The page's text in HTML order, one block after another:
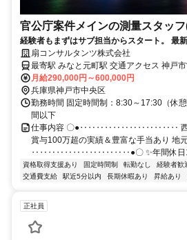
官公庁案件メインの測量スタッ
経験者もまずはサブ担当からスタート。 最
活躍！扇コンサルタンツ株式会社
最寄駅 みなと元町駅 交通アクセス 神戸市営地下鉄海岸線「みなと元
月給290,000円～600,000円
兵庫県神戸市中央区
勤務時間 固定時間制：8:30～17:30（休
間以下
仕事内容 〇●‥‥‥‥‥‥‥‥‥‥‥‥ 西松
賞与100万超の実績＆豊富な手当あり 地
‥‥‥‥‥‥‥‥‥‥‥‥●〇 ✨️年間休日
資格取得支援あり 固定時間制 転勤なし 経験者歓
交通費支給
駅近5分以内 長期休暇あり 昇給あり
正社員